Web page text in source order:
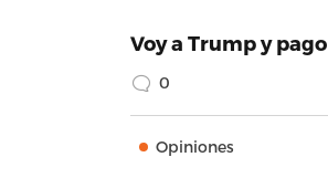
Voy a Trump y
0
Opiniones